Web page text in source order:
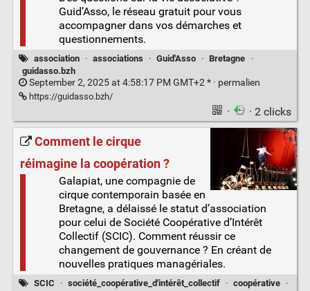
Guid’Asso, le réseau gratuit pour vous
accompagner dans vos démarches et
questionnements.
association · associations · Guid'Asso · Bretagne
·
guidasso.bzh
September 2, 2025 at 4:58:17 PM GMT+2 * · permalien
https://guidasso.bzh/
· · 2 clicks
Comment le cirque
réimagine la coopération ?
Galapiat, une compagnie de
cirque contemporain basée en
Bretagne, a délaissé le statut d’association
pour celui de Société Coopérative d’Intérêt
Collectif (SCIC). Comment réussir ce
changement de gouvernance ? En créant de
nouvelles pratiques managériales.
SCIC · société_coopérative_d'intérêt_collectif · coopérative ·